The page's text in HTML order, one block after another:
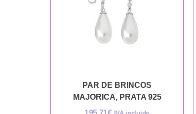
PAR DE BRINCOS
MAJORICA, PRATA 925